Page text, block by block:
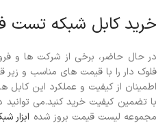
خرید کابل شبکه تست
در حال حاضر، برخی از شرکت ها و
فلوک دار را با قیمت های مناسب و زیر
اطمینان از کیفیت و عملکرد این کابل
با تضمین کیفیت خرید کنید.می توانید
مجموعه لیست قیمت بروز شده ابزار